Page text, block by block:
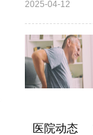
2025-04-12
医院动态